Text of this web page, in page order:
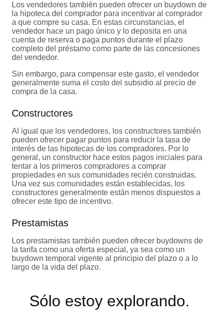
Los vendedores también pueden ofrecer un buydown de
la hipoteca del comprador para incentivar al comprador
a que compre su casa. En estas circunstancias, el
vendedor hace un pago único y lo deposita en una
cuenta de reserva o paga puntos durante el plazo
completo del préstamo como parte de las concesiones
del vendedor.
Sin embargo, para compensar este gasto, el vendedor
generalmente suma el costo del subsidio al precio de
compra de la casa.
Constructores
Al igual que los vendedores, los constructores también
pueden ofrecer pagar puntos para reducir la tasa de
interés de las hipotecas de los compradores. Por lo
general, un constructor hace estos pagos iniciales para
tentar a los primeros compradores a comprar
propiedades en sus comunidades recién construidas.
Una vez sus comunidades están establecidas, los
constructores generalmente están menos dispuestos a
ofrecer este tipo de incentivo.
Prestamistas
Los prestamistas también pueden ofrecer buydowns de
la tarifa como una oferta especial, ya sea como un
buydown temporal vigente al principio del plazo o a lo
largo de la vida del plazo.
Sólo estoy explorando​.